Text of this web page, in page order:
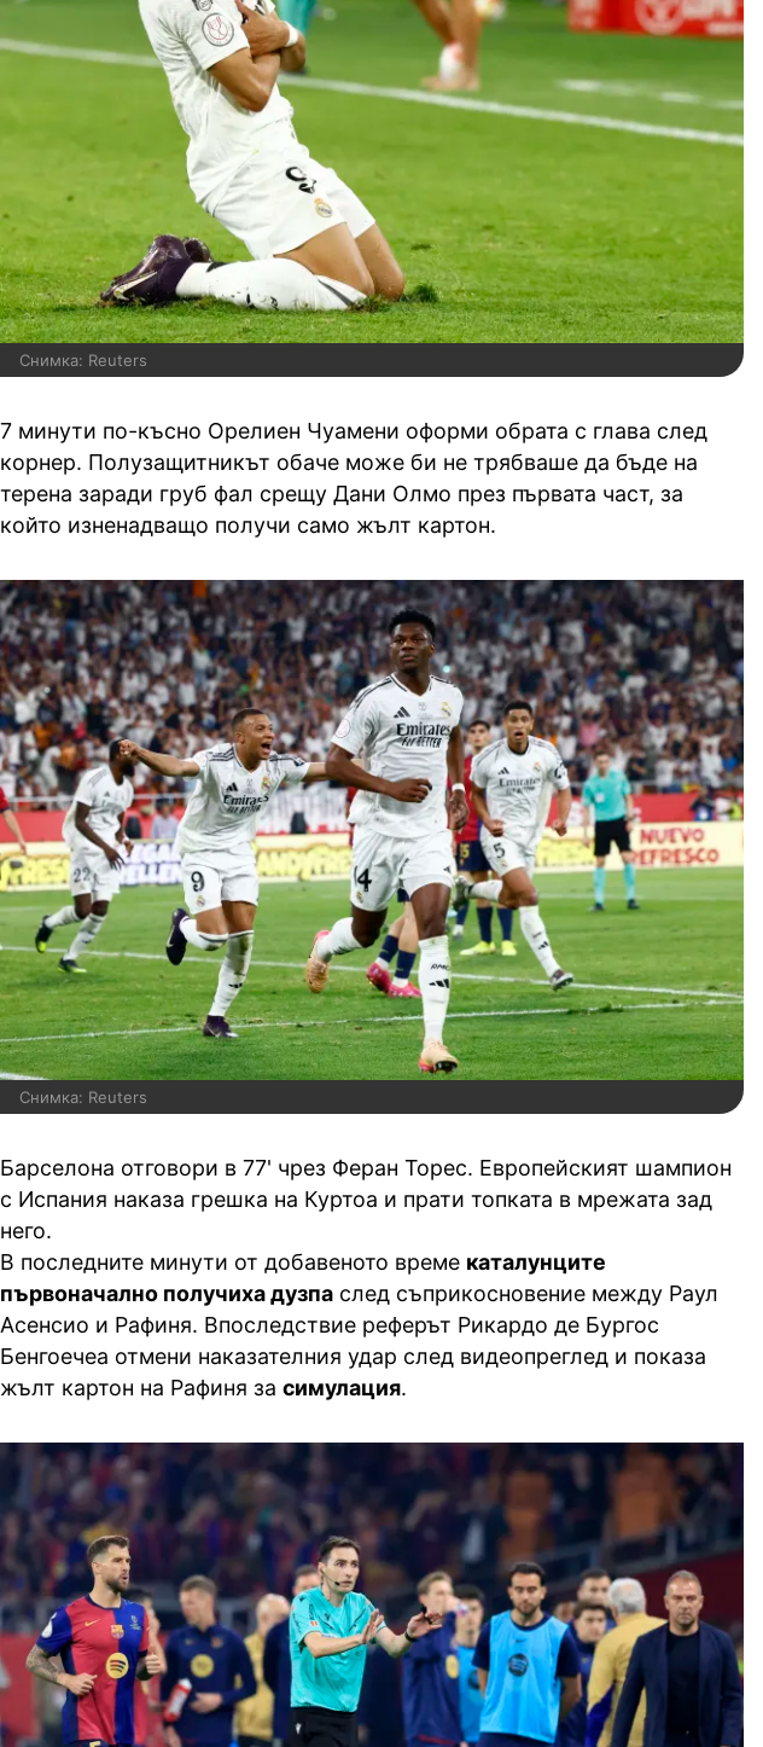
Снимка: Reuters
7 минути по-късно Орелиен Чуамени оформи обрата с глава след
корнер. Полузащитникът обаче може би не трябваше да бъде на
терена заради груб фал срещу Дани Олмо през първата част, за
който изненадващо получи само жълт картон.
Снимка: Reuters
Барселона отговори в 77' чрез Феран Торес. Европейският шампион
с Испания наказа грешка на Куртоа и прати топката в мрежата зад
него.
В последните минути от добавеното време каталунците
първоначално получиха дузпа след съприкосновение между Раул
Асенсио и Рафиня. Впоследствие реферът Рикардо де Бургос
Бенгоечеа отмени наказателния удар след видеопреглед и показа
жълт картон на Рафиня за симулация.